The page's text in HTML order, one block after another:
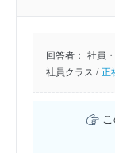
回答者： 社員
社員クラス / 正
こ